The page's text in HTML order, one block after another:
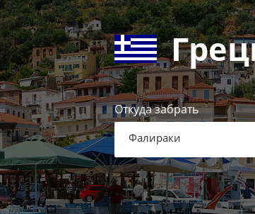
Откуда забрать
Фалираки